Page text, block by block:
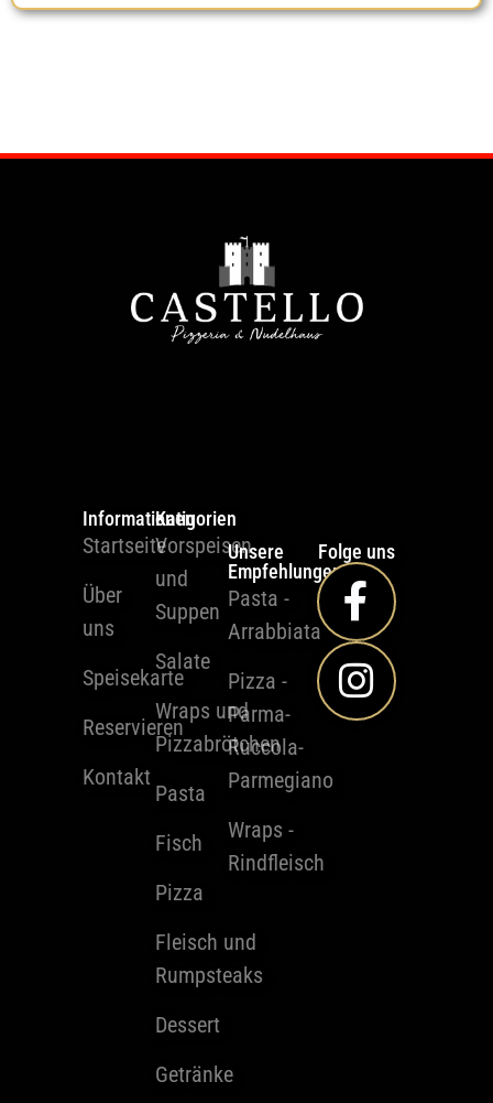
Informationen
Startseite
Über
uns
Speisekarte
Reservieren
Kontakt
Katigorien
Vorspeisen
und
Suppen
Salate
Wraps und
Pizzabrötchen
Pasta
Fisch
Pizza
Fleisch und
Rumpsteaks
Dessert
Getränke
Unsere
Empfehlungen
Pasta -
Arrabbiata
Pizza -
Parma-
Ruccola-
Parmegiano
Wraps -
Rindfleisch
Folge uns